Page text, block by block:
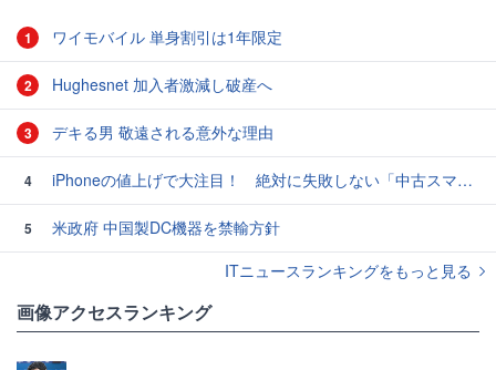
1 ワイモバイル 単身割引は1年限定
2 Hughesnet 加入者激減し破産へ
3 デキる男 敬遠される意外な理由
4 iPhoneの値上げで大注目！ 絶対に失敗しない「中古スマホ」の売り方＆買い方
5
米政府 中国製DC機器を禁輸方針
ITニュースランキングをもっと見る
画像アクセスランキング